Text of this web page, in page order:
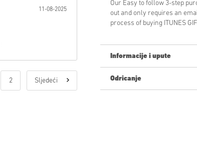
11-08-2025
2 Sljedeći
Our Easy to follow 3-step
out and only requires an
process of buying ITUNES
Informacije i upute
Novi na Livecards.net?
Odricanje
Kupnje koje se